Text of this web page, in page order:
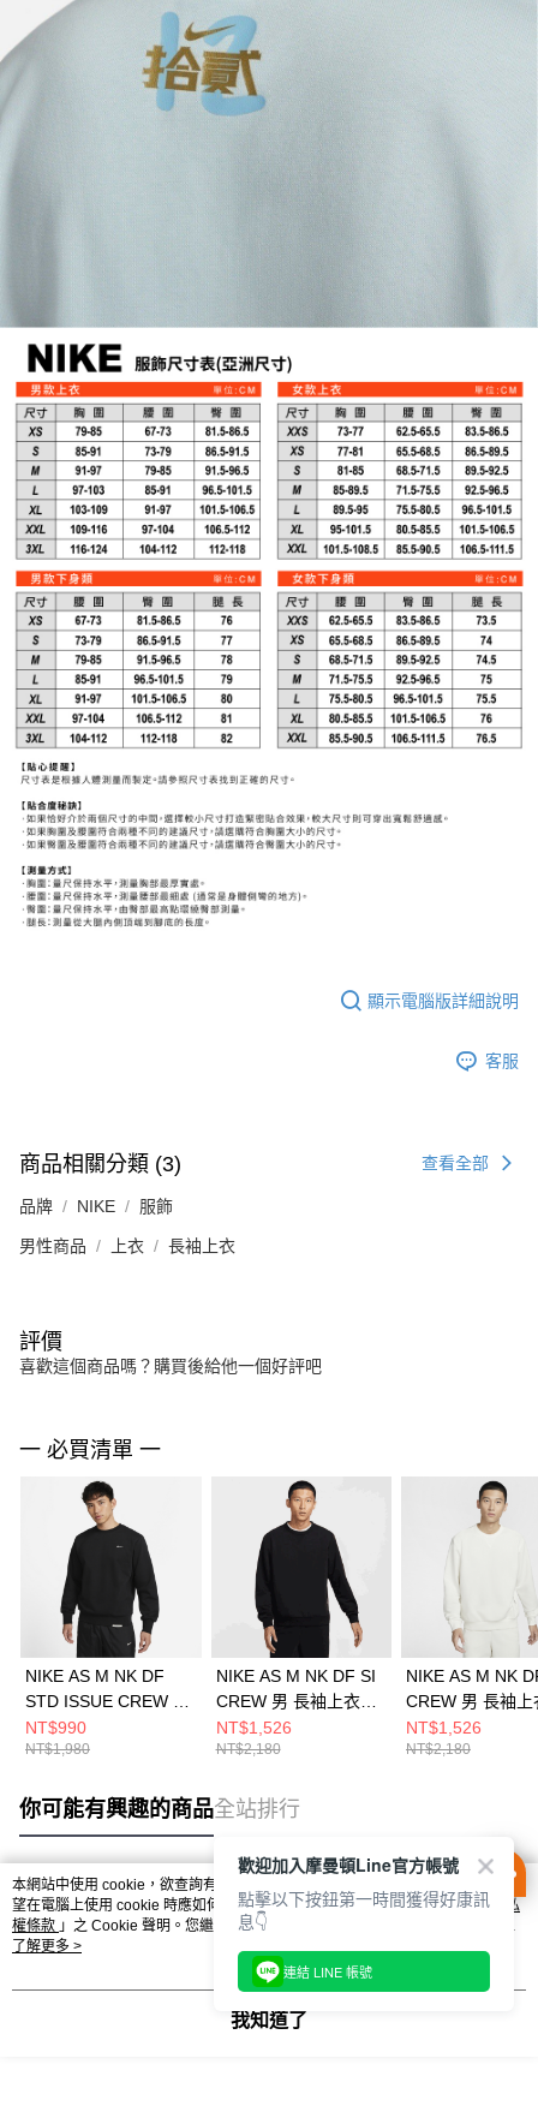
顯示電腦版詳細說明
客服
商品相關分類 (3) 查看全部
品牌 NIKE 服飾
男性商品 上衣 長袖上衣
評價
喜歡這個商品嗎？購買後給他一個好評吧
一 必買清單 一
NIKE AS M NK DF
STD ISSUE CREW 男
長袖上衣 DQ5821010
NT$990
NT$1,980
NIKE AS M NK DF SI
CREW 男 長袖上衣
FZ0221010
NT$1,526
NT$2,180
NIKE AS M NK
CREW 男 長袖上
FZ0221133
NT$1,526
NT$2,180
你可能有興趣的商品全站排行
熱門標籤
本網站中使用 cookie，欲查詢有關本網站使用 cookie 方式之詳情，及若您不希
望在電腦上使用 cookie 時應如何變更電腦的 cookie 設定，請參閱本網站「
隱私
權條款 」之 Cookie 聲明。您繼續使用本網站即表示您同意本公司得按本網站使
用條款之 Cookie 聲明使用 cookie。
了解更多 >
我知道了
歡迎加入摩曼頓Line官方帳號
點擊以下按鈕第一時間獲得好康訊
息👇
連結 LINE 帳號